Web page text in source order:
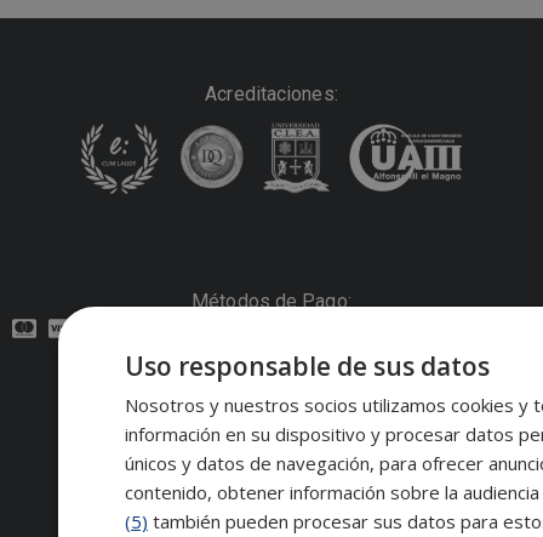
Acreditaciones:
Métodos de Pago:
Contacto:
Síguenos:
Uso responsable de sus datos
Nosotros y nuestros socios utilizamos cookies y
información en su dispositivo y procesar datos
únicos y datos de navegación, para ofrecer
contenido, obtener información sobre la
(5) también pueden procesar sus datos para